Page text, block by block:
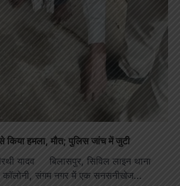
किया हमला, मौत; पुलिस जांच में जुटी
यादव बिलासपुर, सिविल लाइन थाना
कॉलोनी, संगम नगर में एक सनसनीखेज…